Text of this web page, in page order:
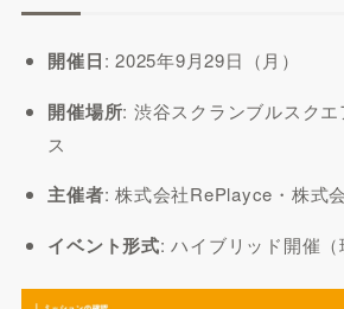
開催日: 2025年9月29日（月）
開催場所: 渋谷スクランブルスク
ス
主催者: 株式会社RePlayce・株式
イベント形式: ハイブリッド開催（